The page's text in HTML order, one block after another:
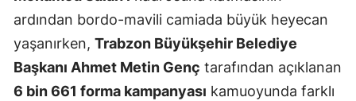
ardından bordo-mavili camiada büyük heyecan
yaşanırken, Trabzon Büyükşehir Belediye
Başkanı Ahmet Metin Genç tarafından açıklanan
6 bin 661 forma kampanyası kamuoyunda farklı